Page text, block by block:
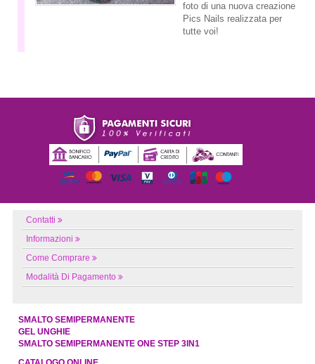
foto di una nuova creazione
Pics Nails realizzata per
tutte voi!
Contatti
Informazioni
Come Comprare
Modalità Di Pagamento
SMALTO SEMIPERMANENTE
GEL UNGHIE
SMALTO SEMIPERMANENTE ONE STEP 3IN1